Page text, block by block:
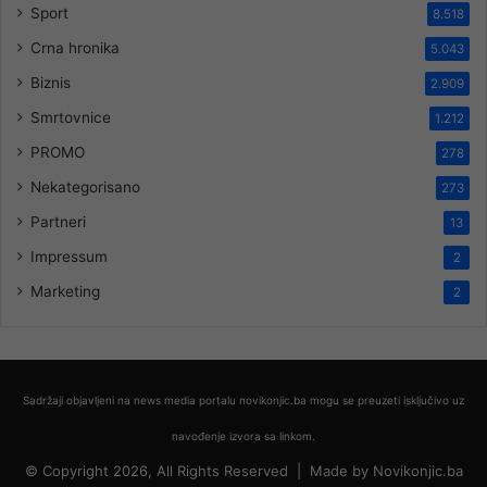
Sport 8.518
Crna hronika 5.043
Biznis 2.909
Smrtovnice 1.212
PROMO 278
Nekategorisano 273
Partneri 13
Impressum 2
Marketing 2
Sadržaji objavljeni na news media portalu novikonjic.ba mogu se preuzeti isključivo uz
navođenje izvora sa linkom.
© Copyright 2026, All Rights Reserved | Made by Novikonjic.ba